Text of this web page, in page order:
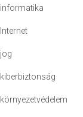
informatika
Internet
jog
kiberbiztonság
környezetvédelem